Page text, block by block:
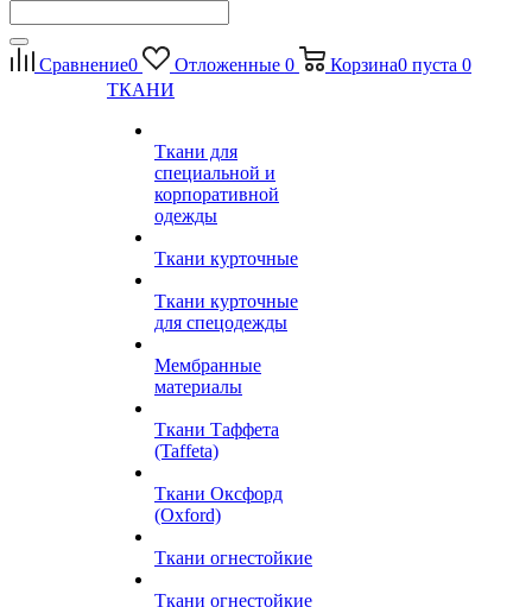
Сравнение0 Отложенные 0 Корзина0 пуста 0
ТКАНИ
Ткани для
специальной и
корпоративной
одежды
Ткани курточные
Ткани курточные
для спецодежды
Мембранные
материалы
Ткани Таффета
(Taffeta)
Ткани Оксфорд
(Oxford)
Ткани огнестойкие
Ткани огнестойкие